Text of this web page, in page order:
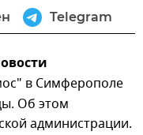
Telegram
в Симферополе
Об этом
администрации.